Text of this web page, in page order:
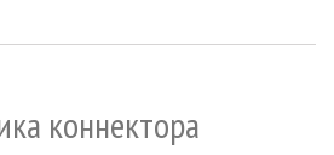
коннектора